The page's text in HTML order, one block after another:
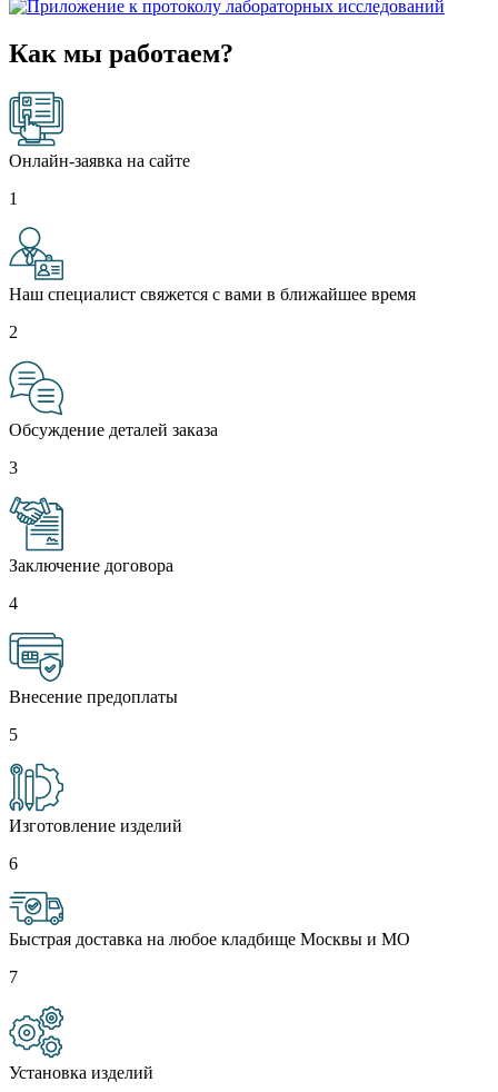
Как мы работаем?
Онлайн-заявка на сайте
1
Наш специалист свяжется с вами в ближайшее время
2
Обсуждение деталей заказа
3
Заключение договора
4
Внесение предоплаты
5
Изготовление изделий
6
Быстрая доставка на любое кладбище Москвы и МО
7
Установка изделий